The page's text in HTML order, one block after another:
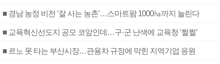
■ 경남 농정 비전 ‘잘 사는 농촌’…스마트팜 1000㏊까지 늘린다
■ 교육혁신선도지 공모 코앞인데…구·군 난색에 교육청 ‘쩔쩔’
■ 르노 못 타는 부산시장…관용차 규정에 막힌 지역기업 응원